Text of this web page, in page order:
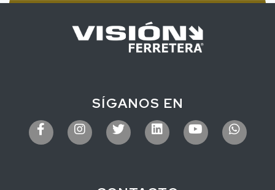
SÍGANOS EN